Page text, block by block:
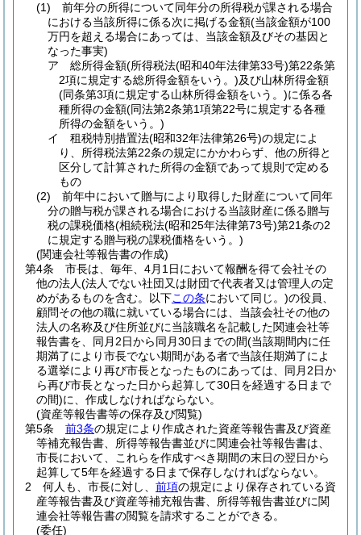
(1)
前年分の所得について同年分の所得税が課される場合
における当該所得に係る次に掲げる金額(当該金額が100
万円を超える場合にあっては、当該金額及びその基因と
なった事実)
ア
総所得金額(所得税法(昭和40年法律第33号)第22条第
2項に規定する総所得金額をいう。)及び山林所得金額
(同条第3項に規定する山林所得金額をいう。)に係る各
種所得の金額(同法第2条第1項第22号に規定する各種
所得の金額をいう。)
イ
租税特別措置法(昭和32年法律第26号)の規定によ
り、所得税法第22条の規定にかかわらず、他の所得と
区分して計算された所得の金額であって規則で定める
もの
(2)
前年中において贈与により取得した財産について同年
分の贈与税が課される場合における当該財産に係る贈与
税の課税価格(相続税法(昭和25年法律第73号)第21条の2
に規定する贈与税の課税価格をいう。)
(関連会社等報告書の作成)
第4条
市長は、毎年、4月1日において報酬を得て会社その
他の法人(法人でない社団又は財団で代表者又は管理人の定
めがあるものを含む。以下この条において同じ。)の役員、
顧問その他の職に就いている場合には、当該会社その他の
法人の名称及び住所並びに当該職名を記載した関連会社等
報告書を、同月2日から同月30日までの間(当該期間内に任
期満了により市長でない期間がある者で当該任期満了によ
る選挙により再び市長となったものにあっては、同月2日か
ら再び市長となった日から起算して30日を経過する日まで
の間)に、作成しなければならない。
(資産等報告書等の保存及び閲覧)
第5条
前3条の規定により作成された資産等報告書及び資産
等補充報告書、所得等報告書並びに関連会社等報告書は、
市長において、これらを作成すべき期間の末日の翌日から
起算して5年を経過する日まで保存しなければならない。
2
何人も、市長に対し、 前項の規定により保存されている資
産等報告書及び資産等補充報告書、所得等報告書並びに関
連会社等報告書の閲覧を請求することができる。
(委任)